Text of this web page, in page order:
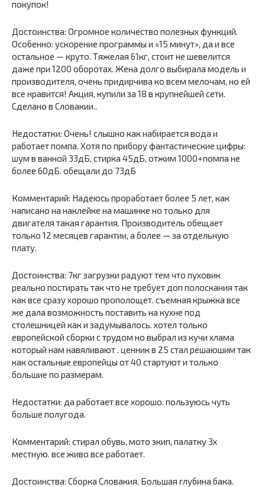
покупок!
Достоинства: Огромное количество полезных функций.
Особенно: ускорение программы и «15 минут», да и все
остальное — круто. Тяжелая 61кг, стоит не шевелится
даже при 1200 оборотах. Жена долго выбирала модель и
производителя, очень придирчива ко всем мелочам, но ей
все нравится! Акция, купили за 18 в крупнейшей сети.
Сделано в Словакии..
Недостатки: Очень! слышно как набирается вода и
работает помпа. Хотя по прибору фантастические цифры:
шум в ванной 33дБ, стирка 45дБ, отжим 1000+помпа не
более 60дБ. обещали до 73дБ
Комментарий: Надеюсь проработает более 5 лет, как
написано на наклейке на машинке но только для
двигателя такая гарантия. Производитель обещает
только 12 месяцев гарантии, а более — за отдельную
плату.
Достоинства: 7кг загрузки радуют тем что пуховик
реально постирать так что не требует доп полоскания так
как все сразу хорошо прополощет. съемная крыжка все
же дала возможность поставить на кухне под
столешницей как и задумывалось. хотел только
европейской сборки с трудом но выбрал из кучи хлама
который нам навяливают . ценник в 25 стал решаюшим так
как остальные европейцы от 40 стартуют и только
большие по размерам.
Недостатки: да работает все хорошо. пользуюсь чуть
больше полугода.
Комментарий: стирал обувь, мото экип, палатку 3х
местную. все живо все работает.
Достоинства: Сборка Словакия. Большая глубина бака.